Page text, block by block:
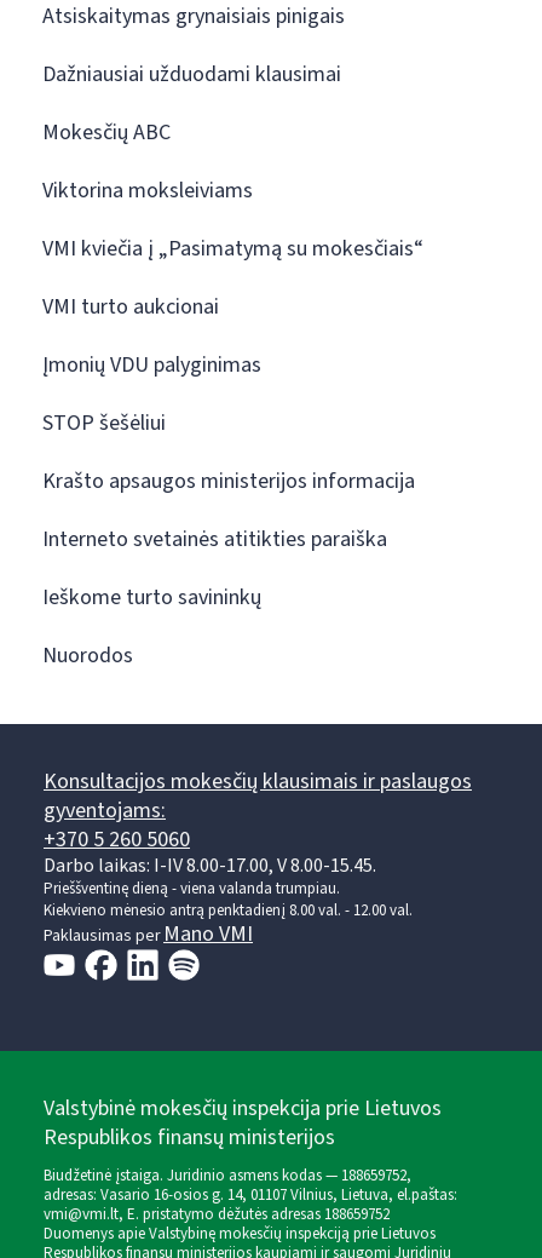
Atsiskaitymas grynaisiais pinigais
Dažniausiai užduodami klausimai
Mokesčių ABC
Viktorina moksleiviams
VMI kviečia į „Pasimatymą su mokesčiais“
VMI turto aukcionai
Įmonių VDU palyginimas
STOP šešėliui
Krašto apsaugos ministerijos informacija
Interneto svetainės atitikties paraiška
Ieškome turto savininkų
Nuorodos
Konsultacijos mokesčių klausimais ir paslaugos
gyventojams:
+370 5 260 5060
Darbo laikas: I-IV 8.00-17.00, V 8.00-15.45.
Prieššventinę dieną - viena valanda trumpiau.
Kiekvieno mėnesio antrą penktadienį 8.00 val. - 12.00 val.
Paklausimas perMano VMI
Valstybinė mokesčių inspekcija prie Lietuvos
Respublikos finansų ministerijos
Biudžetinė įstaiga. Juridinio asmens kodas — 188659752,
adresas: Vasario 16-osios g. 14, 01107 Vilnius, Lietuva, el.paštas:
vmi@vmi.lt, E. pristatymo dėžutės adresas 188659752
Duomenys apie Valstybinę mokesčių inspekciją prie Lietuvos
Respublikos finansų ministerijos kaupiami ir saugomi Juridinių